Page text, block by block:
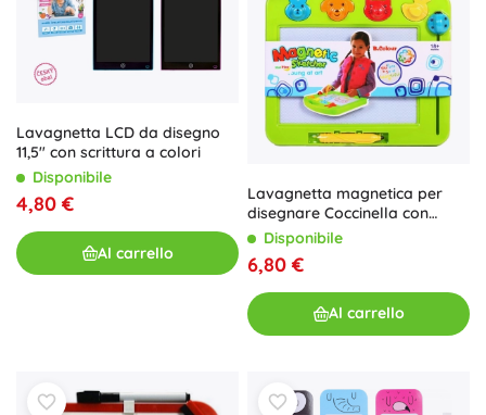
Lavagnetta LCD da disegno
11,5" con scrittura a colori
Disponibile
4,80 €
Al carrello
Lavagnetta magnetica per
disegnare Coccinella con
animaletti
Disponibile
6,80 €
Al carrello